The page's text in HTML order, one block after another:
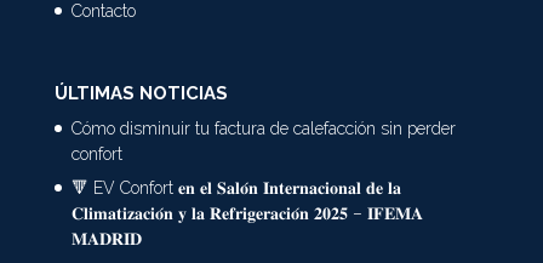
Contacto
ÚLTIMAS NOTICIAS
Cómo disminuir tu factura de calefacción sin perder
confort
🔻 EV Confort 𝐞𝐧 𝐞𝐥 𝐒𝐚𝐥𝐨́𝐧 𝐈𝐧𝐭𝐞𝐫𝐧𝐚𝐜𝐢𝐨𝐧𝐚𝐥 𝐝𝐞 𝐥𝐚
𝐂𝐥𝐢𝐦𝐚𝐭𝐢𝐳𝐚𝐜𝐢𝐨́𝐧 𝐲 𝐥𝐚 𝐑𝐞𝐟𝐫𝐢𝐠𝐞𝐫𝐚𝐜𝐢𝐨́𝐧 𝟐𝟎𝟐𝟓 – 𝐈𝐅𝐄𝐌𝐀
𝐌𝐀𝐃𝐑𝐈𝐃